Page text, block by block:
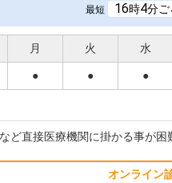
最短 16時4分ご
月 火 水
● ● ●
ど直接医療機関に掛かる事が
オンライン